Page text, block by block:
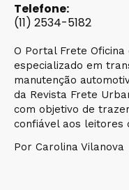
Telefone:
(11) 2534-5182
O Portal Frete
especializado em
manutenção
da Revista Frete
com objetivo de
confiável aos leitores
Por Carolina Vilanova